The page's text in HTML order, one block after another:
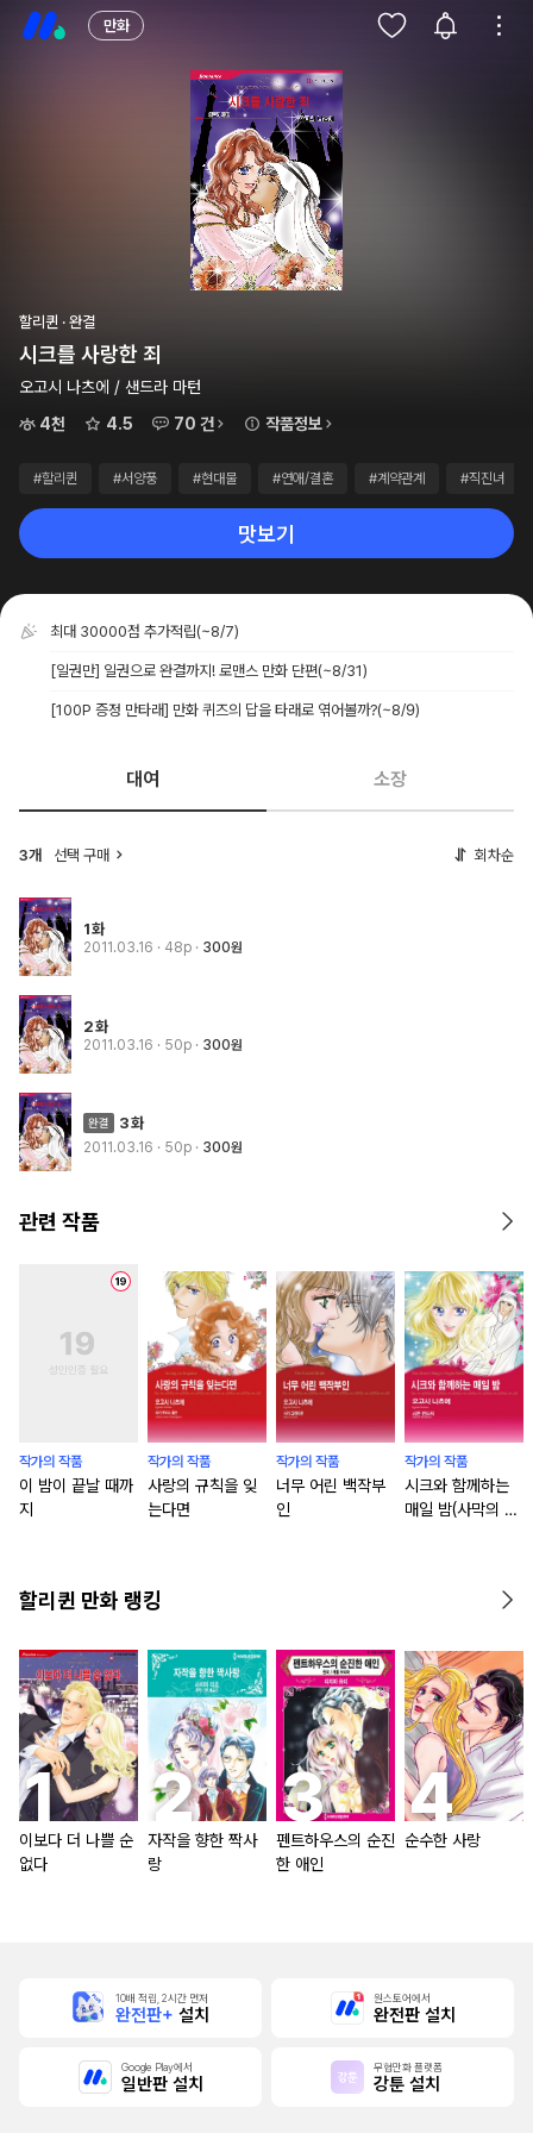
만화
할리퀸 · 완결
시크를 사랑한 죄
오고시 나츠에 / 샌드라 마턴
4천
4.5 70 건 작품정보
#할리퀸 #서양풍 #현대물 #연애/결혼 #계약관계 #직진녀
맛보기
최대 30000점 추가적립(~8/7)
[일권만] 일권으로 완결까지! 로맨스 만화 단편(~8/31)
[100P 증정 만타래] 만화 퀴즈의 답을 타래로 엮어볼까?(~8/9)
대여 소장
3개 선택 구매 회차순
1화
2011.03.16 · 48p 300원
2화
2011.03.16 · 50p 300원
3화
2011.03.16 · 50p 300원
관련 작품
작가의 작품
이 밤이 끝날 때까
지
작가의 작품
사랑의 규칙을 잊
는다면
작가의 작품
너무 어린 백작부
인
작가의 작품
시크와 함께하는
매일 밤(사막의 규
할리퀸 만화 랭킹
이보다 더 나쁠 순
없다
자작을 향한 짝사
랑
펜트하우스의 순진
한 애인
순수한 사랑
10배 적립, 2시간 먼저
완전판+ 설치
원스토어에서
완전판 설치
Google Play에서
일반판 설치
무협만화 플랫폼
강툰 설치